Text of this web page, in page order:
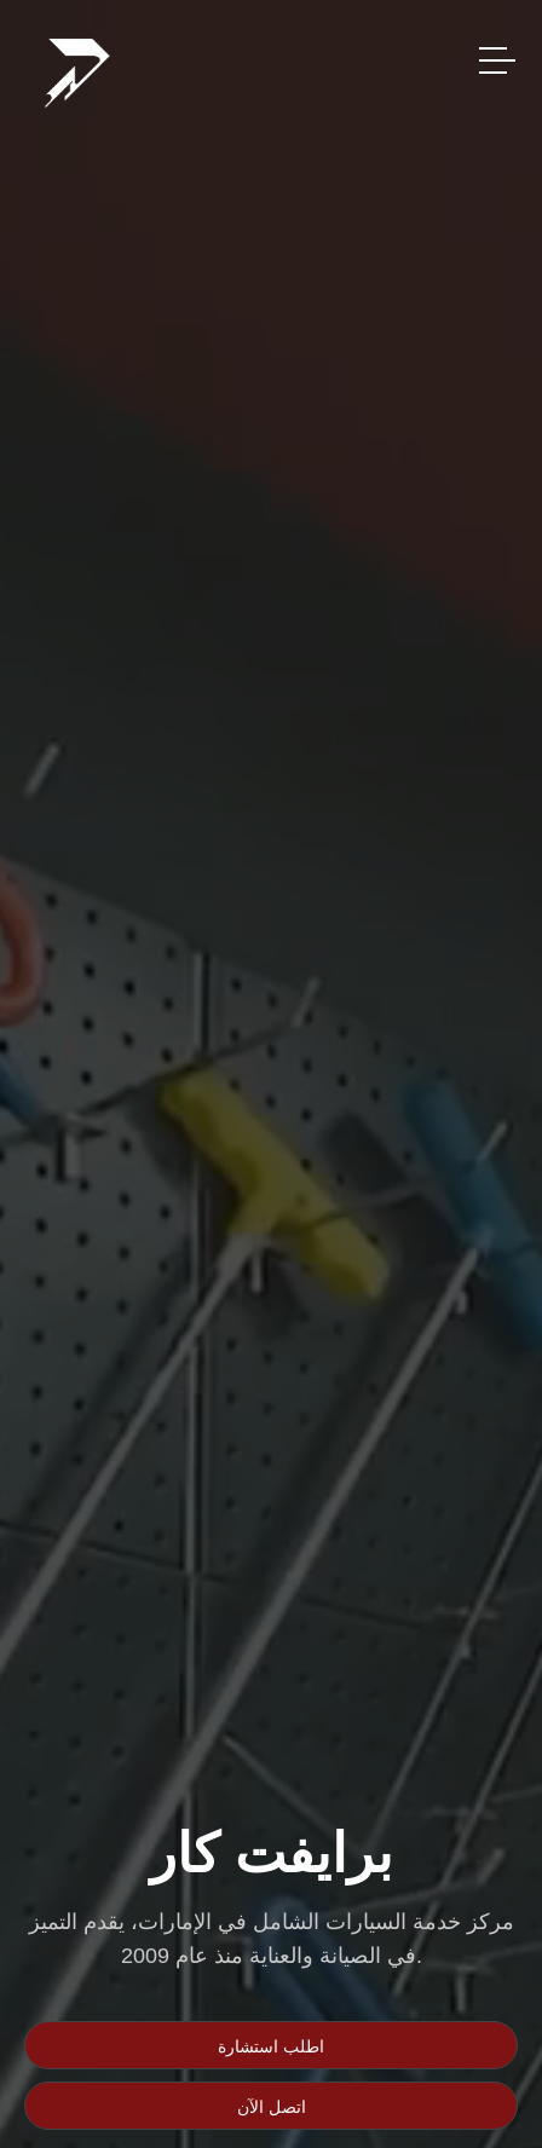
برايفت كار
مركز خدمة السيارات الشامل في الإمارات، يقدم التميز
في الصيانة والعناية منذ عام 2009.
اطلب استشارة
اتصل الآن